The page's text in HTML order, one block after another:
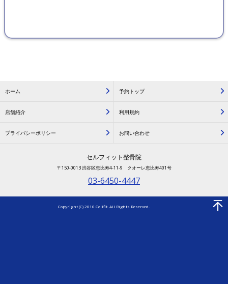
ホーム 予約トップ
店舗紹介 利用規約
プライバシーポリシー お問い合わせ
セルフィット整骨院
〒150-0013 渋谷区恵比寿4-11-9 クオーレ恵比寿401号
03-6450-4447
Copyright (C) 2010 Cellfit. All Rights Reserved.